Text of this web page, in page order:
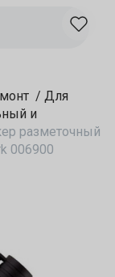
/ Для
и
разметочный
006900